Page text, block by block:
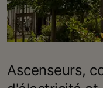
Ascenseurs,